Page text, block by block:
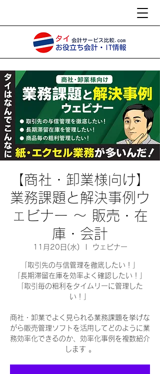
【商社・卸業様向け】
業務課題と解決事例ウ
ェビナー ～ 販売・在
庫・会計
11月20日(水) ウェビナー
「取引先の与信管理を徹底したい！」
「長期滞留在庫を効率よく確認したい！」
「取引毎の粗利をタイムリーに管理した
い！」
商社・卸業でよく見られる業務課題を挙げな
がら販売管理ソフトを活用してどのように業
務効率化できるのか、効率化事例を複数紹介